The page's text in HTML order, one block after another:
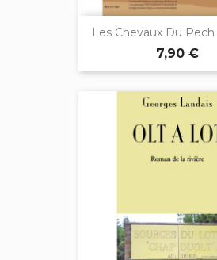
Les Chevaux Du Pech
7,90 €